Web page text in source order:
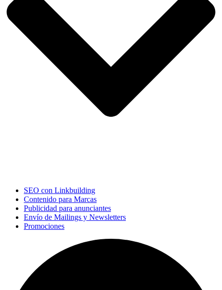
SEO con Linkbuilding
Contenido para Marcas
Publicidad para anunciantes
Envío de Mailings y Newsletters
Promociones